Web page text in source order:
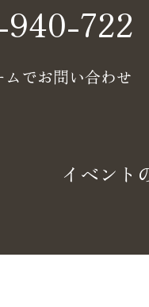
722
ムでお問い合わせ
イベント